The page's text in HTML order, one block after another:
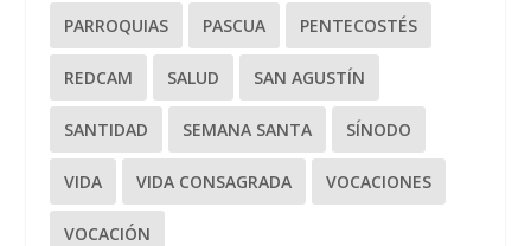
PARROQUIAS PASCUA PENTECOSTÉS
REDCAM SALUD SAN AGUSTÍN
SANTIDAD SEMANA SANTA SÍNODO
VIDA VIDA CONSAGRADA VOCACIONES
VOCACIÓN